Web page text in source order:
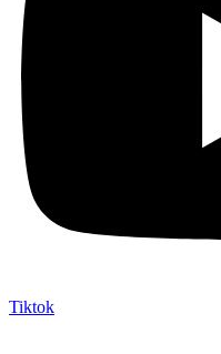
Tiktok